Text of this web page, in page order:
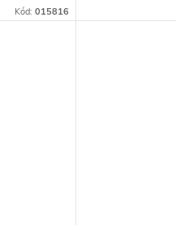
Kód:015816